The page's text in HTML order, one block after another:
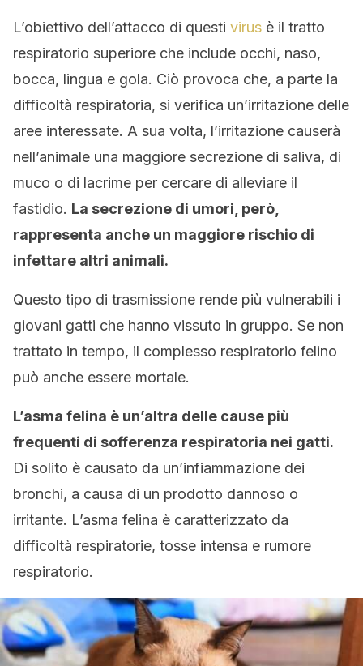
L’obiettivo dell’attacco di questi virus è il tratto
respiratorio superiore che include occhi, naso,
bocca, lingua e gola. Ciò provoca che, a parte la
difficoltà respiratoria, si verifica un’irritazione delle
aree interessate. A sua volta, l’irritazione causerà
nell’animale una maggiore secrezione di saliva, di
muco o di lacrime per cercare di alleviare il
fastidio. La secrezione di umori, però,
rappresenta anche un maggiore rischio di
infettare altri animali.
Questo tipo di trasmissione rende più vulnerabili i
giovani gatti che hanno vissuto in gruppo. Se non
trattato in tempo, il complesso respiratorio felino
può anche essere mortale.
L’asma felina è un’altra delle cause più
frequenti di sofferenza respiratoria nei gatti.
Di solito è causato da un’infiammazione dei
bronchi, a causa di un prodotto dannoso o
irritante. L’asma felina è caratterizzato da
difficoltà respiratorie, tosse intensa e rumore
respiratorio.